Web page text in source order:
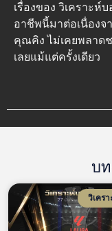
เรื่องของ วิเคราะห์
อาชีพนี้มาต่อเนื่อง
คุณคิง ไม่เคยพลาด
เลยแม้แต่ครั้งเดียว
บ
วิเคร